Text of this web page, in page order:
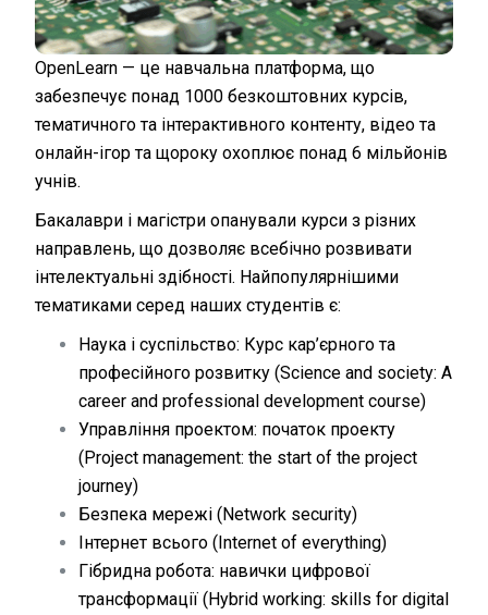
OpenLearn — це навчальна платформа, що
забезпечує понад 1000 безкоштовних курсів,
тематичного та інтерактивного контенту, відео та
онлайн-ігор та щороку охоплює понад 6 мільйонів
учнів.
Бакалаври і магістри опанували курси з різних
направлень, що дозволяє всебічно розвивати
інтелектуальні здібності. Найпопулярнішими
тематиками серед наших студентів є:
Наука і суспільство: Курс кар’єрного та
професійного розвитку (Science and society: A
career and professional development course)
Управління проектом: початок проекту
(Project management: the start of the project
journey)
Безпека мережі (Network security)
Інтернет всього (Internet of everything)
Гібридна робота: навички цифрової
трансформації (Hybrid working: skills for digital